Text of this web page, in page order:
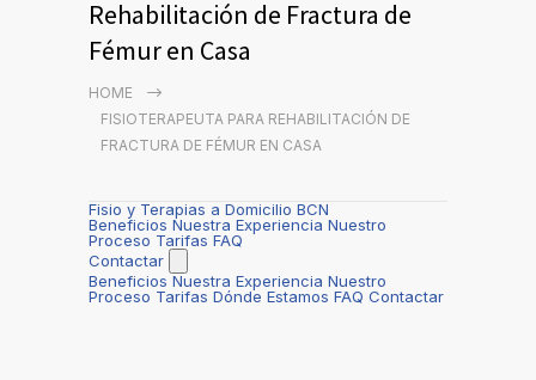
Rehabilitación de Fractura de
Fémur en Casa
HOME
FISIOTERAPEUTA PARA REHABILITACIÓN DE
FRACTURA DE FÉMUR EN CASA
Fisio y Terapias a Domicilio BCN
Beneficios Nuestra Experiencia Nuestro
Proceso Tarifas FAQ
Contactar
Beneficios Nuestra Experiencia Nuestro
Proceso Tarifas Dónde Estamos FAQ Contactar